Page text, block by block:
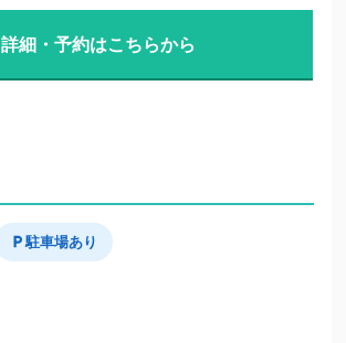
詳細・予約はこちらから
駐車場あり